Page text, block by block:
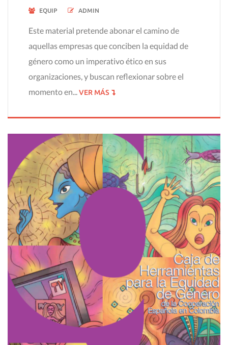
EQUIP ADMIN
Este material pretende abonar el camino de
aquellas empresas que conciben la equidad de
género como un imperativo ético en sus
organizaciones, y buscan reflexionar sobre el
momento en...VER MÁS